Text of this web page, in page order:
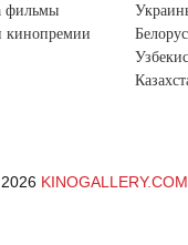
фильмы
кинопремии
KINOGALLERY.COM